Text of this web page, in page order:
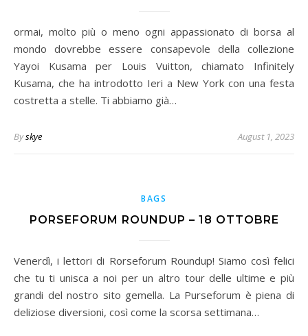
ormai, molto più o meno ogni appassionato di borsa al
mondo dovrebbe essere consapevole della collezione
Yayoi Kusama per Louis Vuitton, chiamato Infinitely
Kusama, che ha introdotto Ieri a New York con una festa
costretta a stelle. Ti abbiamo già…
Byskye August 1, 2023
BAGS
PORSEFORUM ROUNDUP – 18 OTTOBRE
Venerdì, i lettori di Rorseforum Roundup! Siamo così felici
che tu ti unisca a noi per un altro tour delle ultime e più
grandi del nostro sito gemella. La Purseforum è piena di
deliziose diversioni, così come la scorsa settimana…